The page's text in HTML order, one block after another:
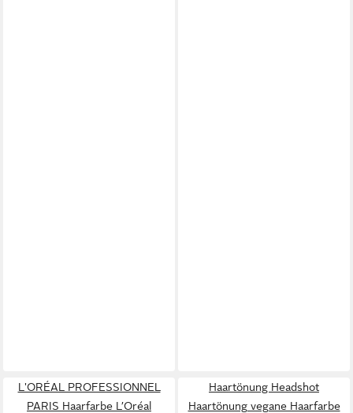
L'ORÉAL PROFESSIONNEL
PARIS Haarfarbe L’Oréal
Haartönung Headshot
Haartönung vegane Haarfarbe